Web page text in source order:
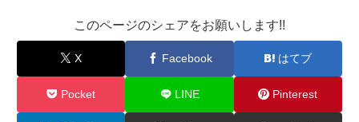
このページのシェアをお願いします!!
X Facebook はてブ
Pocket LINE Pinterest